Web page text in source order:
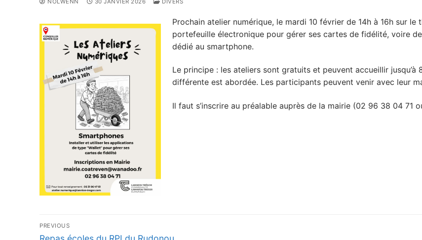
NOLWENN 30 JANVIER 2026 DIVERS
Prochain atelier numérique, le mardi 10 février de 14h à 16h sur le
portefeuille électronique pour gérer ses cartes de fidélité, voire
dédié au smartphone.
Le principe : les ateliers sont gratuits et peuvent accueillir jusqu’à
différente est abordée. Les participants peuvent venir avec leur
Il faut s’inscrire au préalable auprès de la mairie (02 96 38 04 71
Navigation
PREVIOUS
Previous